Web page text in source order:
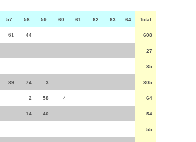
57 58 59 60 61 62 63 64 Total
61 44 608
27
35
89 74 3 305
2 58 4 64
14 40 54
55